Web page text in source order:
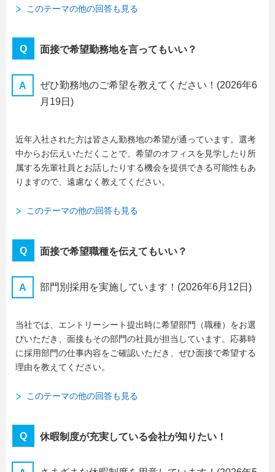
このテーマの他の回答も見る
面接で希望勤務地を言ってもいい？
ぜひ勤務地のご希望を教えてください！ (2026年6
月19日)
近年入社された方は皆さん勤務地の希望が通っています。選考
中からお伝えいただくことで、希望のオフィスを見学したり所
属する先輩社員とお話したりする機会を提供できる可能性もあ
りますので、遠慮なく教えてください。
このテーマの他の回答も見る
面接で希望職種を伝えてもいい？
部門別採用を実施しています！ (2026年6月12日)
当社では、エントリーシート提出時に希望部門（職種）をお選
びいただき、面接もその部門の社員が担当しています。応募時
に採用部門の仕事内容をご確認いただき、ぜひ面接で希望する
理由を教えてください。
このテーマの他の回答も見る
休暇制度が充実している会社が知りたい！